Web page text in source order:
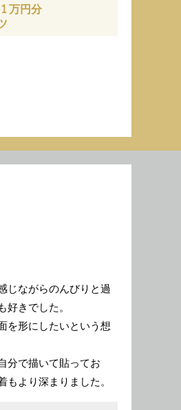
りの遊道具である水鉄
万円分
じながらのんびりと過
きでした。
を形にしたいという想
分で描いて貼ってお
より深まりました。